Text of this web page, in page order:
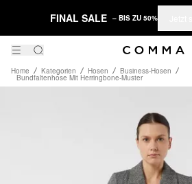
FINAL SALE – BIS ZU 50%
Home Kategorien Hosen Business-Hosen
Bundfaltenhose Mit Herringbone-Muster